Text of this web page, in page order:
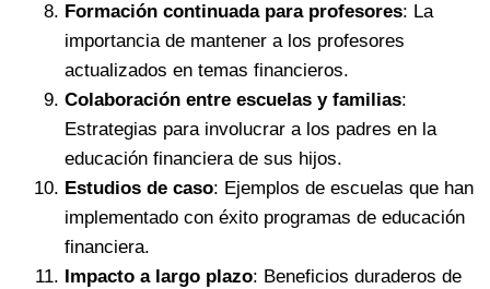
Formación continuada para profesores: La
importancia de mantener a los profesores
actualizados en temas financieros.
Colaboración entre escuelas y familias:
Estrategias para involucrar a los padres en la
educación financiera de sus hijos.
Estudios de caso: Ejemplos de escuelas que han
implementado con éxito programas de educación
financiera.
Impacto a largo plazo: Beneficios duraderos de